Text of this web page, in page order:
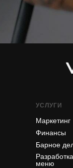
УСЛУГИ
Маркетинг
Финансы
Барное
Разработка
меню